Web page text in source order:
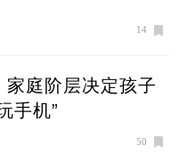
14
家庭阶层决定孩子
手机”
50